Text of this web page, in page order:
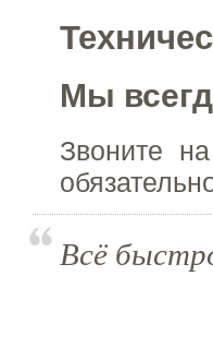
Мы
Звоните
Всё